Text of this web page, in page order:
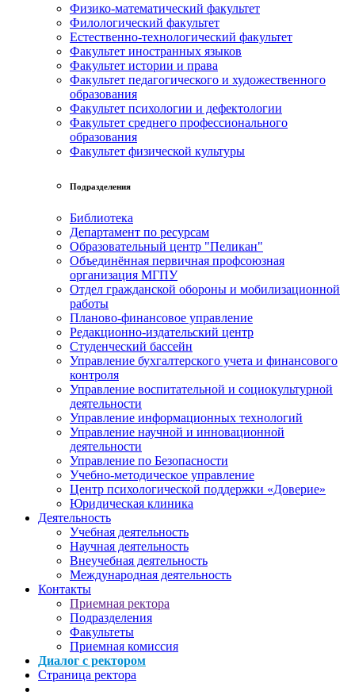
Физико-математический факультет
Филологический факультет
Естественно-технологический факультет
Факультет иностранных языков
Факультет истории и права
Факультет педагогического и художественного
образования
Факультет психологии и дефектологии
Факультет среднего профессионального
образования
Факультет физической культуры
Подразделения
Библиотека
Департамент по ресурсам
Образовательный центр "Пеликан"
Объединённая первичная профсоюзная
организация МГПУ
Отдел гражданской обороны и мобилизационной
работы
Планово-финансовое управление
Редакционно-издательский центр
Студенческий бассейн
Управление бухгалтерского учета и финансового
контроля
Управление воспитательной и социокультурной
деятельности
Управление информационных технологий
Управление научной и инновационной
деятельности
Управление по Безопасности
Учебно-методическое управление
Центр психологической поддержки «Доверие»
Юридическая клиника
Деятельность
Учебная деятельность
Научная деятельность
Внеучебная деятельность
Международная деятельность
Контакты
Приемная ректора
Подразделения
Факультеты
Приемная комиссия
Диалог с ректором
Страница ректора